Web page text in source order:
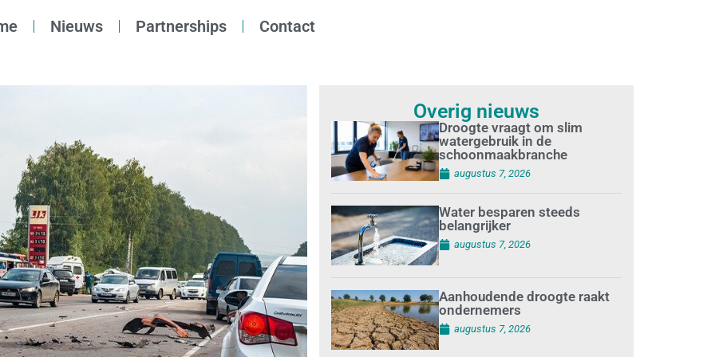
Nieuws Partnerships Contact
Overig nieuws
Droogte vraagt om slim
watergebruik in de
schoonmaakbranche
augustus 7, 2026
Water besparen steeds
belangrijker
augustus 7, 2026
Aanhoudende droogte raakt
ondernemers
augustus 7, 2026